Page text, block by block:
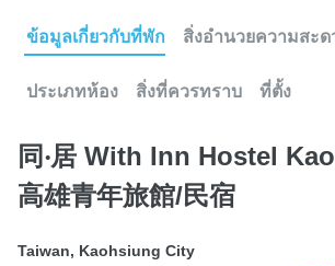
ข้อมูลเกี่ยวกับที่พัก สิ่งอำนวยความสะ
ประเภทห้อง สิ่งที่ควรทราบ ที่ตั้ง
同‧居 With Inn Hostel
高雄青年旅館/民宿
Taiwan, Kaohsiung City